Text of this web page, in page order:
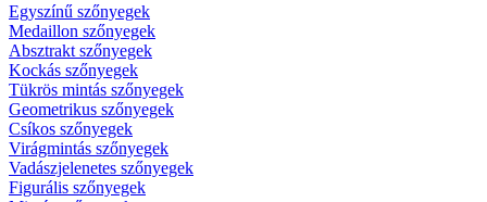
Egyszínű szőnyegek
Medaillon szőnyegek
Absztrakt szőnyegek
Kockás szőnyegek
Tükrös mintás szőnyegek
Geometrikus szőnyegek
Csíkos szőnyegek
Virágmintás szőnyegek
Vadászjelenetes szőnyegek
Figurális szőnyegek